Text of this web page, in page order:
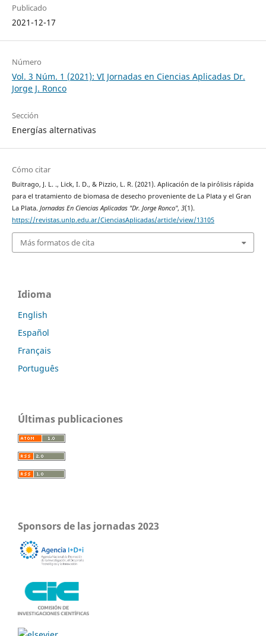
Publicado
2021-12-17
Número
Vol. 3 Núm. 1 (2021): VI Jornadas en Ciencias Aplicadas Dr.
Jorge J. Ronco
Sección
Energías alternativas
Cómo citar
Buitrago, J. L. ., Lick, I. D., & Pizzio, L. R. (2021). Aplicación de la pirólisis rápida
para el tratamiento de biomasa de desecho proveniente de La Plata y el Gran
La Plata. Jornadas En Ciencias Aplicadas "Dr. Jorge Ronco", 3(1).
https://revistas.unlp.edu.ar/CienciasAplicadas/article/view/13105
Más formatos de cita
Idioma
English
Español
Français
Português
Últimas publicaciones
Sponsors de las jornadas 2023